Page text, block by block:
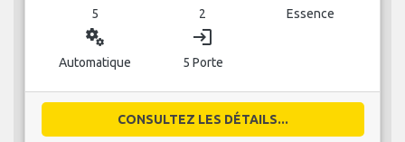
5 2 Essence
miscellaneous_services
Automatique
login
5 Porte
CONSULTEZ LES DÉTAILS...